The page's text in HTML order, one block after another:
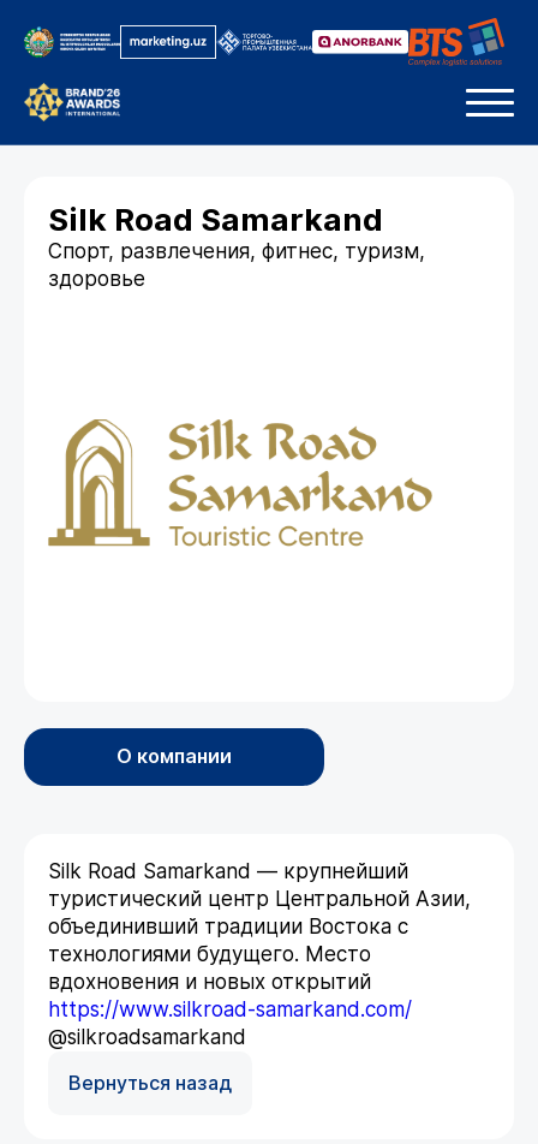
Silk Road Samarkand
Спорт, развлечения, фитнес, туризм,
здоровье
О компании
Silk Road Samarkand — крупнейший
туристический центр Центральной Азии,
объединивший традиции Востока с
технологиями будущего. Место
вдохновения и новых открытий
https://www.silkroad-samarkand.com/
@silkroadsamarkand
Вернуться назад